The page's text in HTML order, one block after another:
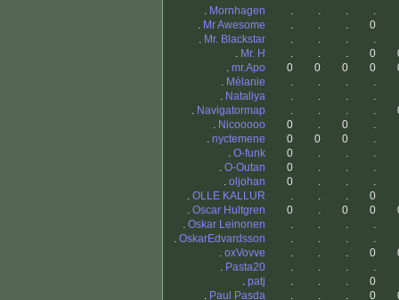
. Mornhagen . . .
.
. Mr Awesome . . .
0
. Mr. Blackstar . . .
.
. Mr. H . . . 0
. mr.Apo 0 0 0 0
. Mélanie . . .
.
. Nataliya . . .
.
. Navigatormap . . . .
. Nicooooo 0 . 0
.
. nyctemene 0 0 0
.
. O-funk 0 . .
.
. O-Outan 0 . .
.
. oljohan 0 . .
.
. OLLE KALLUR . . .
0
. Oscar Hultgren 0 . 0 0
. Oskar Leinonen . . .
.
. OskarEdvardsson . . .
.
. oxVovve . . . 0
. Pasta20 . . .
.
. patj . . .
0
. Paul Pasda . . . 0